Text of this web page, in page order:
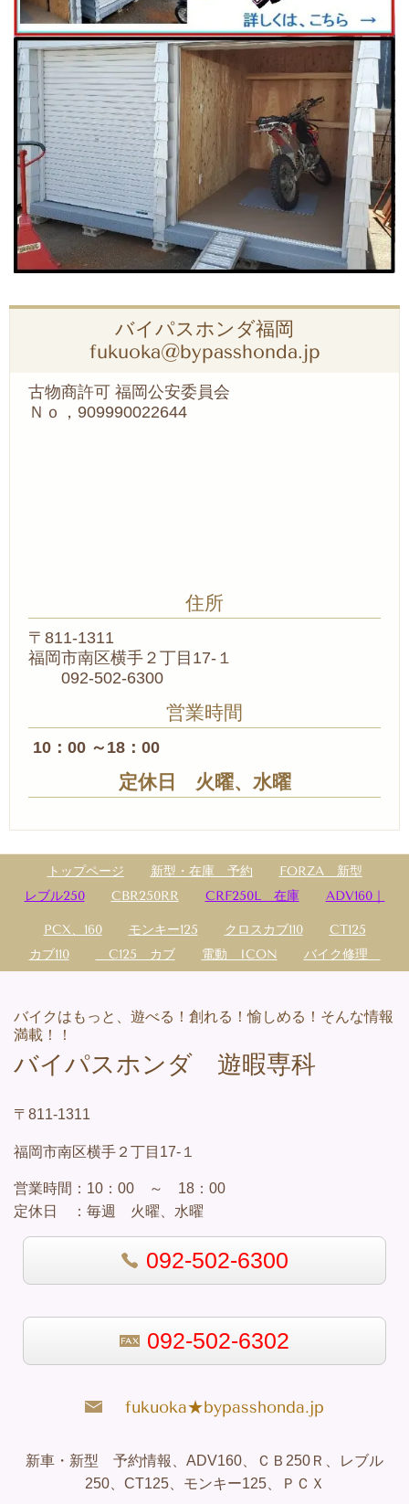
バイパスホンダ福岡
fukuoka@bypasshonda.jp
古物商許可 福岡公安委員会
Ｎｏ，909990022644
住所
〒811-1311
福岡市南区横手２丁目17-１
092-502-6300
営業時間
10：00 ～18：00
定休日 火曜、水曜
トップページ 新型・在庫 予約
FORZA 新型
レブル250
CBR250RR CRF250L 在庫 ADV160｜
PCX、160 モンキー125 クロスカブ110
CT125
カブ110
C125 カブ 電動 ICON バイク修理
バイクはもっと、遊べる！創れる！愉しめる！そんな情報
満載！！
バイパスホンダ 遊暇専科
〒811-1311
福岡市南区横手２丁目17-１
営業時間： 10：00 ～ 18：00
定休日 ： 毎週 火曜、水曜
092-502-6300
092-502-6302
fukuoka★bypasshonda.jp
新車・新型 予約情報、ADV160、ＣＢ250Ｒ、レブル
250、CT125、モンキー125、ＰＣＸ